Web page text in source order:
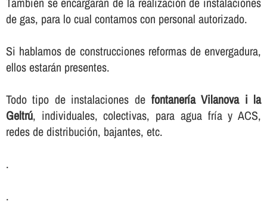
de gas, para lo cual contamos con personal autorizado.
Si hablamos de construcciones reformas de envergadura,
ellos estarán presentes.
Todo tipo de instalaciones de fontanerí­a Vilanova i la
Geltrú, individuales, colectivas, para agua frí­a y ACS,
redes de distribución, bajantes, etc.
.
.